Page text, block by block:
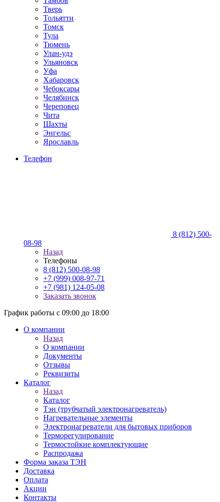
Тверь
Тольятти
Томск
Тула
Тюмень
Улан-удэ
Ульяновск
Уфа
Хабаровск
Чебоксары
Челябинск
Череповец
Чита
Шахты
Энгельс
Ярославль
Телефон
8 (812) 500-
08-98
Назад
Телефоны
8 (812) 500-08-98
+7 (999) 008-97-71
+7 (981) 124-05-08
Заказать звонок
График работы с 09:00 до 18:00
О компании
Назад
О компании
Документы
Отзывы
Реквизиты
Каталог
Назад
Каталог
Тэн (трубчатый электронагреватель)
Нагревательные элементы
Электронагреватели для бытовых приборов
Терморегулирование
Термостойкие комплектующие
Распродажа
Форма заказа ТЭН
Доставка
Оплата
Акции
Контакты